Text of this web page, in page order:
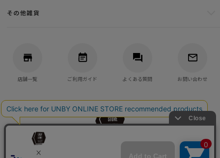
その他雑貨
店舗一覧 ご利用ガイド よくある質問 お問い合わせ
UNBY GENERAL GOODS STORE